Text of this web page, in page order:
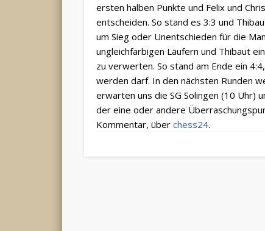
ersten halben Punkte und Felix und
entscheiden. So stand es 3:3 und
um Sieg oder Unentschieden für die
ungleichfarbigen Läufern und Thibaut
zu verwerten. So stand am Ende ein
werden darf. In den nächsten Runden
erwarten uns die SG Solingen (10 Uhr)
der eine oder andere
Kommentar, überchess24.